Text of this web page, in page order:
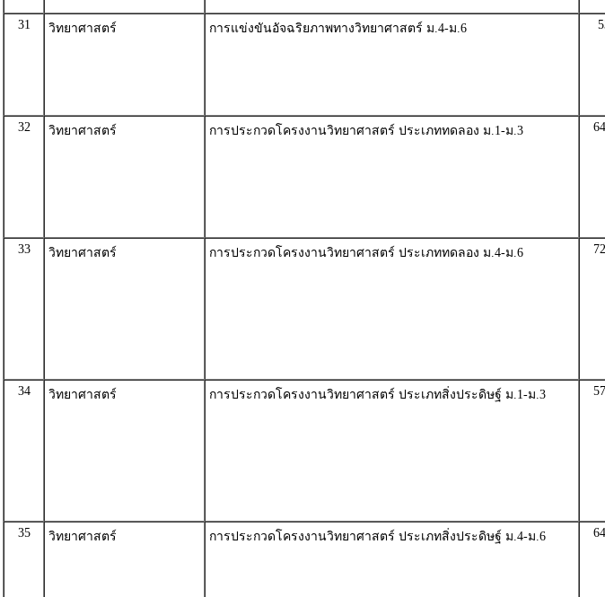
31 วิทยาศาสตร์ การแข่งขันอัจฉริยภาพทางวิทยาศาสตร์ ม.4-ม.6
32 วิทยาศาสตร์ การประกวดโครงงานวิทยาศาสตร์ ประเภททดลอง ม.1-ม.3
33 วิทยาศาสตร์ การประกวดโครงงานวิทยาศาสตร์ ประเภททดลอง ม.4-ม.6
34 วิทยาศาสตร์ การประกวดโครงงานวิทยาศาสตร์ ประเภทสิ่งประดิษฐ์ ม.1-ม.3
35 วิทยาศาสตร์ การประกวดโครงงานวิทยาศาสตร์ ประเภทสิ่งประดิษฐ์ ม.4-ม.6